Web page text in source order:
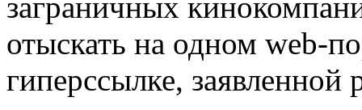
отыскать на одном web-
гиперссылке, заявленной